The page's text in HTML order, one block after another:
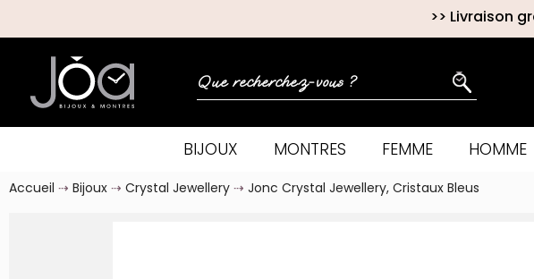
>> Livraison
BIJOUX MONTRES FEMME HOMME
Accueil Bijoux Crystal Jewellery Jonc Crystal Jewellery, Cristaux Bleus